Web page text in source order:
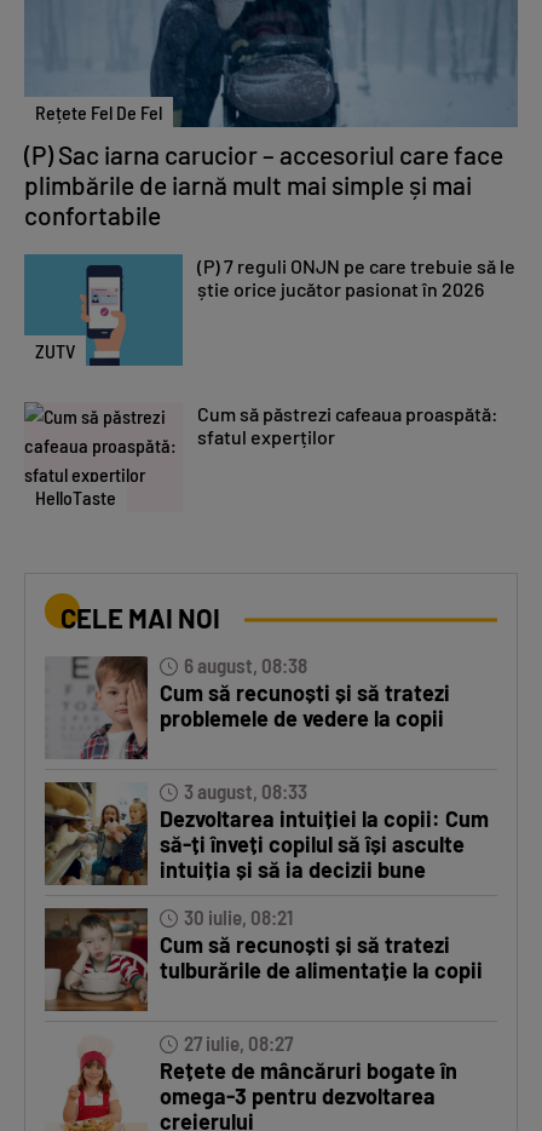
Rețete Fel De Fel
(P) Sac iarna carucior – accesoriul care face
plimbările de iarnă mult mai simple și mai
confortabile
ZUTV
(P) 7 reguli ONJN pe care trebuie să le
știe orice jucător pasionat în 2026
HelloTaste
Cum să păstrezi cafeaua proaspătă:
sfatul experților
CELE MAI NOI
6 august, 08:38
Cum să recunoști și să tratezi
problemele de vedere la copii
3 august, 08:33
Dezvoltarea intuiției la copii: Cum
să-ți înveți copilul să își asculte
intuiția și să ia decizii bune
30 iulie, 08:21
Cum să recunoști și să tratezi
tulburările de alimentație la copii
27 iulie, 08:27
Rețete de mâncăruri bogate în
omega-3 pentru dezvoltarea
creierului